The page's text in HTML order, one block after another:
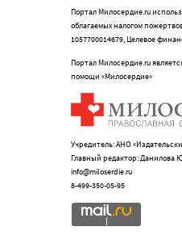
Портал Милосердие.ru
облагаемых налогом
1057700014679, Целевое
Портал Милосердие.ru
помощи «Милосердие»
Учредитель: АНО
Главный редактор: Данилова
info@miloserdie.ru
8-499-350-05-95